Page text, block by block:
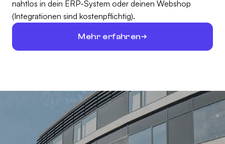
nahtlos in dein ERP-System oder deinen Webshop
(Integrationen sind kostenpflichtig).
Mehr erfahren